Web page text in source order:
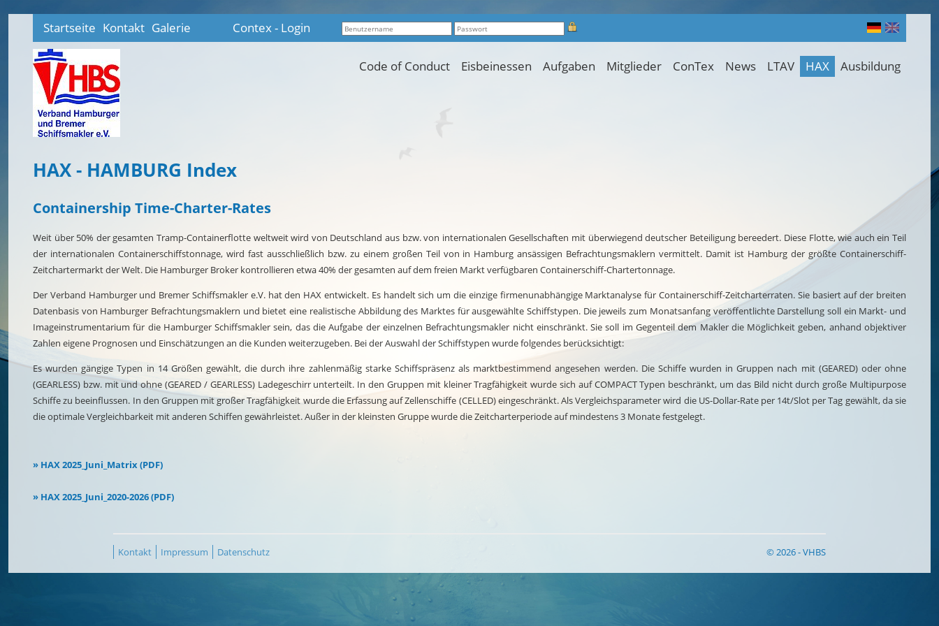
Startseite Kontakt Galerie Contex - Login
Code of Conduct Eisbeinessen Aufgaben Mitglieder ConTex News LTAV HAX Ausbildung
HAX - HAMBURG Index
Containership Time-Charter-Rates
Weit über 50% der gesamten Tramp-Containerflotte weltweit wird von Deutschland aus bzw. von internationalen Gesellschaften mit überwiegend deutscher Beteiligung bereedert. Diese Flotte, wie auch ein Teil
der internationalen Containerschiffstonnage, wird fast ausschließlich bzw. zu einem großen Teil von in Hamburg ansässigen Befrachtungsmaklern vermittelt. Damit ist Hamburg der größte Containerschiff-
Zeitchartermarkt der Welt. Die Hamburger Broker kontrollieren etwa 40% der gesamten auf dem freien Markt verfügbaren Containerschiff-Chartertonnage.
Der Verband Hamburger und Bremer Schiffsmakler e.V. hat den HAX entwickelt. Es handelt sich um die einzige firmenunabhängige Marktanalyse für Containerschiff-Zeitcharterraten. Sie basiert auf der breiten
Datenbasis von Hamburger Befrachtungsmaklern und bietet eine realistische Abbildung des Marktes für ausgewählte Schiffstypen. Die jeweils zum Monatsanfang veröffentlichte Darstellung soll ein Markt- und
Imageinstrumentarium für die Hamburger Schiffsmakler sein, das die Aufgabe der einzelnen Befrachtungsmakler nicht einschränkt. Sie soll im Gegenteil dem Makler die Möglichkeit geben, anhand objektiver
Zahlen eigene Prognosen und Einschätzungen an die Kunden weiterzugeben. Bei der Auswahl der Schiffstypen wurde folgendes berücksichtigt:
Es wurden gängige Typen in 14 Größen gewählt, die durch ihre zahlenmäßig starke Schiffspräsenz als marktbestimmend angesehen werden. Die Schiffe wurden in Gruppen nach mit (GEARED) oder ohne
(GEARLESS) bzw. mit und ohne (GEARED / GEARLESS) Ladegeschirr unterteilt. In den Gruppen mit kleiner Tragfähigkeit wurde sich auf COMPACT Typen beschränkt, um das Bild nicht durch große Multipurpose
Schiffe zu beeinflussen. In den Gruppen mit großer Tragfähigkeit wurde die Erfassung auf Zellenschiffe (CELLED) eingeschränkt. Als Vergleichsparameter wird die US-Dollar-Rate per 14t/Slot per Tag gewählt, da sie
die optimale Vergleichbarkeit mit anderen Schiffen gewährleistet. Außer in der kleinsten Gruppe wurde die Zeitcharterperiode auf mindestens 3 Monate festgelegt.
» HAX 2025_Juni_Matrix (PDF)
» HAX 2025_Juni_2020-2026 (PDF)
Kontakt Impressum Datenschutz © 2026 - VHBS